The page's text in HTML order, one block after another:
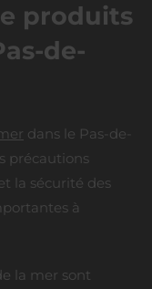
produits
de-
dans le Pas-de-
précautions
la sécurité des
à
la mer sont